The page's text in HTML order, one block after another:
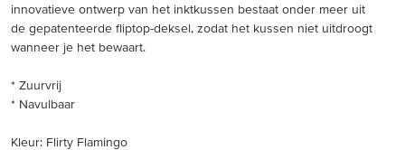
innovatieve ontwerp van het inktkussen bestaat onder meer uit
de gepatenteerde fliptop-deksel, zodat het kussen niet uitdroogt
wanneer je het bewaart.
* Zuurvrij
* Navulbaar
Kleur: Flirty Flamingo